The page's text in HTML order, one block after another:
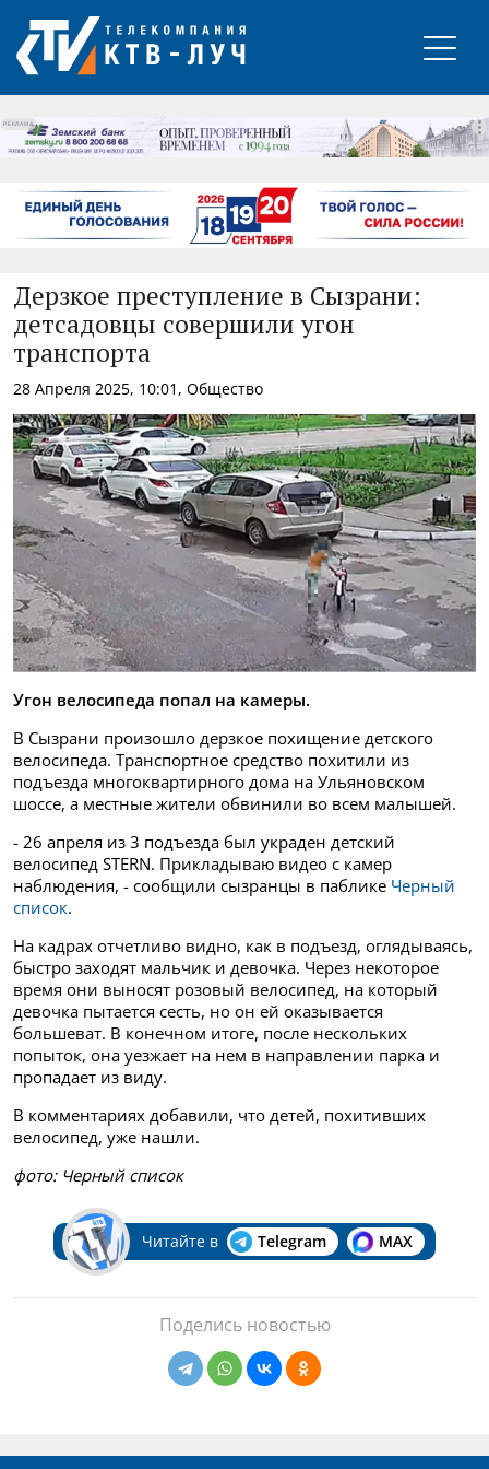
РЕКЛАМА
Дерзкое преступление в Сызрани:
детсадовцы совершили угон
транспорта
28 Апреля 2025, 10:01, Общество
Угон велосипеда попал на камеры.
В Сызрани произошло дерзкое похищение детского
велосипеда. Транспортное средство похитили из
подъезда многоквартирного дома на Ульяновском
шоссе, а местные жители обвинили во всем малышей.
- 26 апреля из 3 подъезда был украден детский
велосипед STERN. Прикладываю видео с камер
наблюдения, - сообщили сызранцы в паблике Черный
список.
На кадрах отчетливо видно, как в подъезд, оглядываясь,
быстро заходят мальчик и девочка. Через некоторое
время они выносят розовый велосипед, на который
девочка пытается сесть, но он ей оказывается
большеват. В конечном итоге, после нескольких
попыток, она уезжает на нем в направлении парка и
пропадает из виду.
В комментариях добавили, что детей, похитивших
велосипед, уже нашли.
фото: Черный список
Читайте в Telegram MAX
Поделись новостью